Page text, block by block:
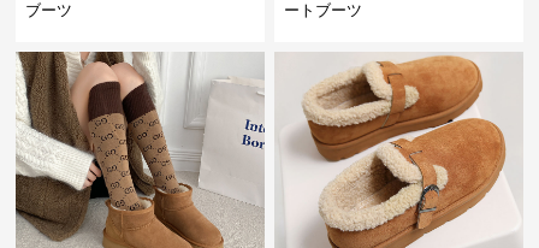
ブーツ
ートブーツ